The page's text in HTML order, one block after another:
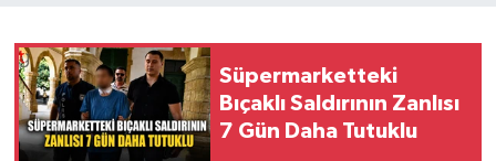
Süpermarketteki
Bıçaklı Saldırının Zanlısı
7 Gün Daha Tutuklu